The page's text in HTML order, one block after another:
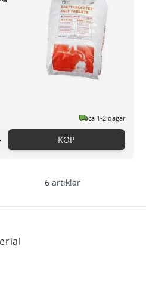
deras tjänster.
ca 1-2 dagar
KÖP
6artiklar